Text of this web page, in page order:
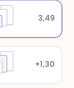
+1,30
3,49